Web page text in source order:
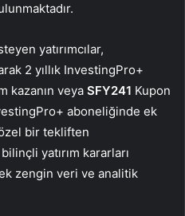
yatırımcılar,
2 yıllık InvestingPro+
kazanın veya SFY241 Kupon
aboneliğinde ek
bir tekliften
yatırım kararları
zengin veri ve analitik